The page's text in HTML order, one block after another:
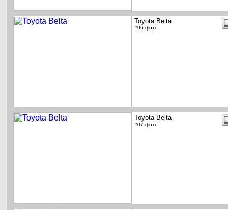
Toyota Belta
#06 фото
Toyota Belta
#07 фото